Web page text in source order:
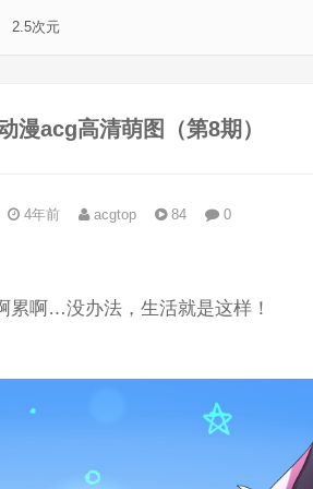
2.5次元
漫acg高清萌图（第8期）
4年前 acgtop 84 0
啊…没办法，生活就是这样！